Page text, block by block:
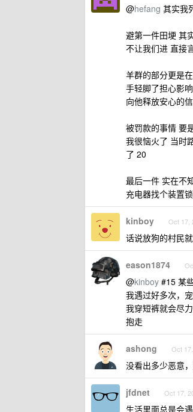
@hefang 其实我
避第一件田埂 其
不让我们进 直接
羊群的部分更是
手轻脚了担心影
向他释放安心的
被罚款的事情 要
我很恼火了 当时
了 20
最后一件 实在不
充电器找个装置
kinboy Oct 17,
话说放狗的村民
eason1874
@kinboy #15 某
我遇过好多次，
我穿短裤就会尽
抱走
ashong Oct
没看出多少恶意
jfdnet Oct 17,
生活里面总是会